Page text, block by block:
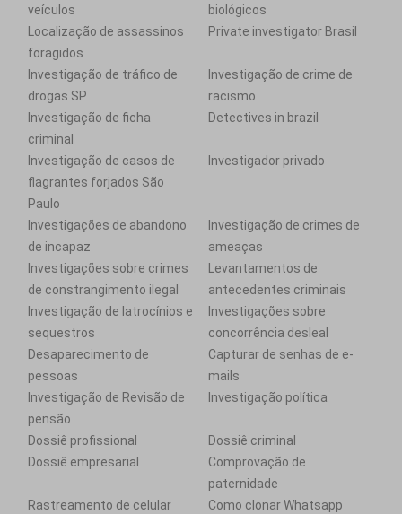
veículos
biológicos
Localização de assassinos
foragidos
Private investigator Brasil
Investigação de tráfico de
drogas SP
Investigação de crime de
racismo
Investigação de ficha
criminal
Detectives in brazil
Investigação de casos de
flagrantes forjados São
Paulo
Investigador privado
Investigações de abandono
de incapaz
Investigação de crimes de
ameaças
Investigações sobre crimes
de constrangimento ilegal
Levantamentos de
antecedentes criminais
Investigação de latrocínios e
sequestros
Investigações sobre
concorrência desleal
Desaparecimento de
pessoas
Capturar de senhas de e-
mails
Investigação de Revisão de
pensão
Investigação política
Dossiê profissional
Dossiê criminal
Dossiê empresarial
Comprovação de
paternidade
Rastreamento de celular
Como clonar Whatsapp